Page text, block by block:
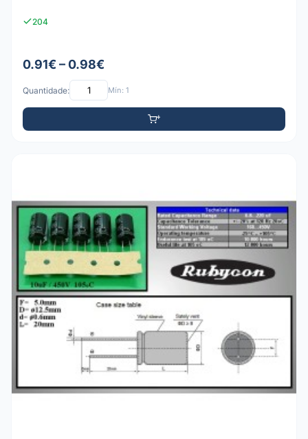
204
0.91€ – 0.98€
Quantidade: Mín: 1